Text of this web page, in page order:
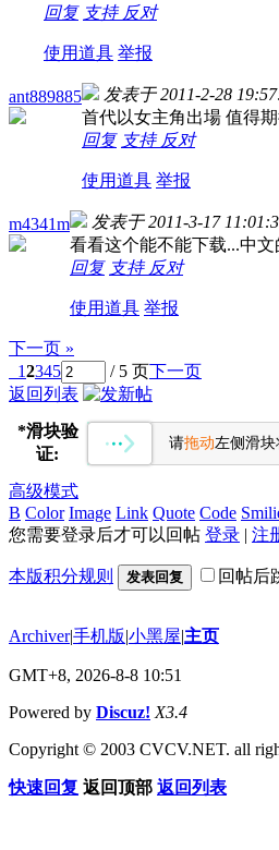
回复 支持 反对
使用道具 举报
ant889885 发表于 2011-2-28
首代以女主角出場 值得
回复 支持 反对
使用道具 举报
m4341m 发表于 2011-3-17
看看这个能不能下载...中文
回复 支持 反对
使用道具 举报
下一页 »
12345 / 5 页下一页
返回列表
*滑块验
证:
请拖动左侧滑
高级模式
B Color Image Link Quote Code
您需要登录后才可以回帖 登录 | 注
本版积分规则 发表回复 回帖后
Archiver|手机版|小黑屋|主页
GMT+8, 2026-8-8 10:51
Powered by Discuz! X3.4
Copyright © 2003 CVCV.NET. all
快速回复 返回顶部 返回列表